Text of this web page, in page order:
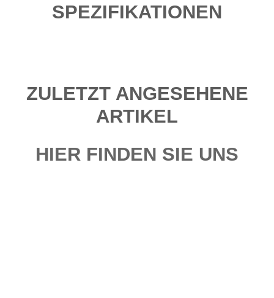
SPEZIFIKATIONEN
ZULETZT ANGESEHENE
ARTIKEL
HIER FINDEN SIE UNS